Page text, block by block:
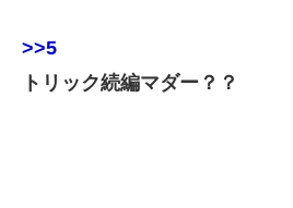
>>5
トリック続編マダー？？